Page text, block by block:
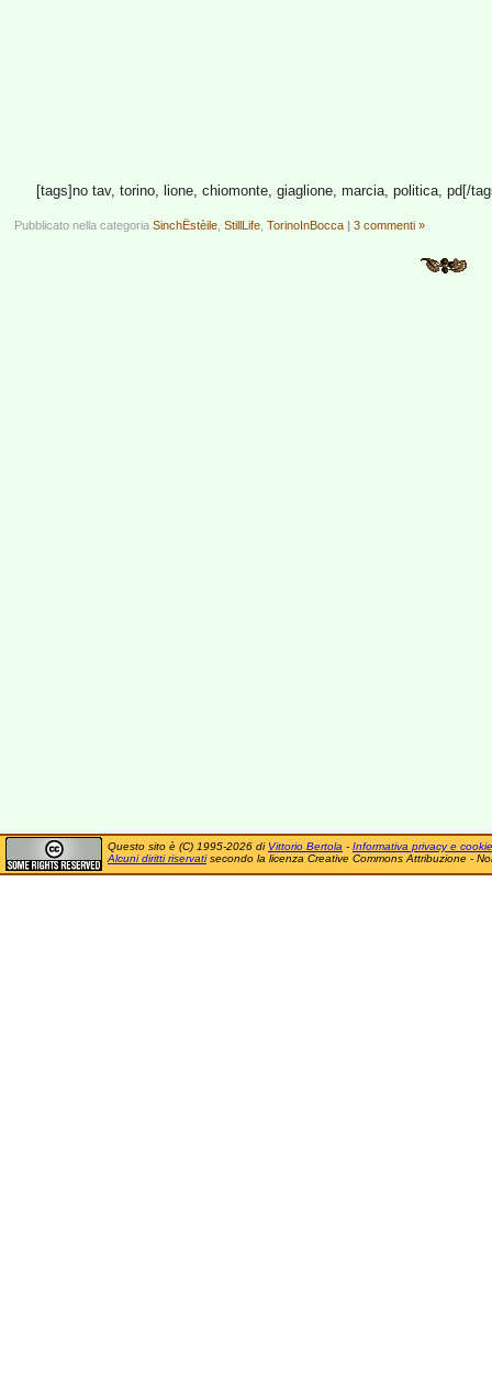
[tags]no tav, torino, lione, chiomonte, giaglione, marcia, politica, pd[/
Pubblicato nella categoria SinchËstèile StillLife TorinoInBocca | 3 commenti »
Questo sito è (C) 1995-2026 di Vittorio Bertola - Informativa privacy e cookie
Alcuni diritti riservatisecondo la licenza Creative Commons Attribuzione -